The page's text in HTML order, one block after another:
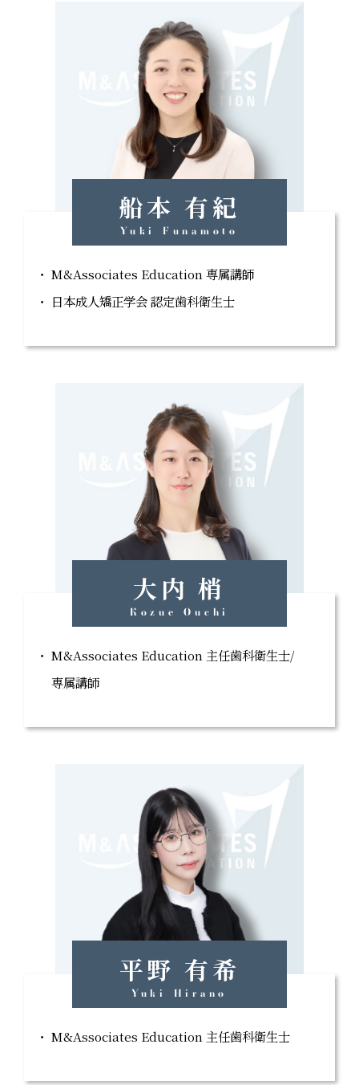
船本 有紀
Yuki Funamoto
M&Associates Education 専属講師
日本成人矯正学会 認定歯科衛生士
大内 梢
Kozue Ouchi
M&Associates Education 主任歯科衛生士/
専属講師
平野 有希
Yuki Hirano
M&Associates Education 主任歯科衛生士